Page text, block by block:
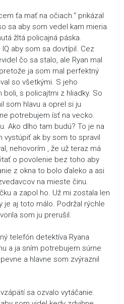
ťa mať na očiach.“ prikázal
sa aby som vedel kam mieria.
žltá policajná páska.
aby som sa dovtípil. Cez
čo sa stalo, ale Ryan mal
ja som mal perfektný
so všetkými. S jeho
s policajtmi z hliadky. So
som hlavu a oprel si ju
potrebujem ísť na vecko.
Ako dlho tam budú? To je na
vystúpiť ak by som to spravil
nehovorím , že už teraz má
o povolenie bez toho aby
z okna to bolo ďaleko a asi
na mieste činu.
a zapol ho. Už mi zostala len
je aj toto málo. Podržal rýchle
som ju prerušil.
telefón detektíva Ryana
a ja sním potrebujem súrne
a hlavne som zvýraznil
sa ozvalo vytáčanie.